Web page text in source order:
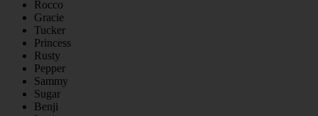
Rocco
Gracie
Tucker
Princess
Rusty
Pepper
Sammy
Sugar
Benji